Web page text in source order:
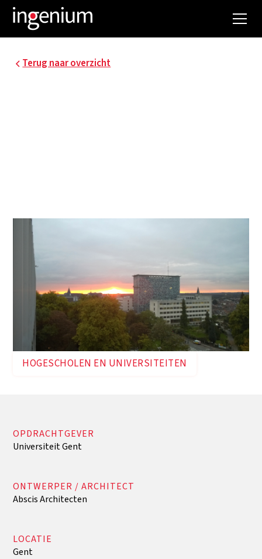
Terug naar overzicht
HOGESCHOLEN EN UNIVERSITEITEN
OPDRACHTGEVER
Universiteit Gent
ONTWERPER / ARCHITECT
Abscis Architecten
LOCATIE
Gent